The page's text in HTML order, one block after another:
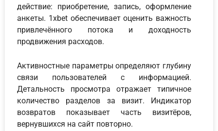
действие: приобретение, запись, оформление
анкеты. 1xbet обеспечивает оценить важность
привлечённого потока и доходность
продвижения расходов.
Активностные параметры определяют глубину
связи пользователей с информацией.
Детальность просмотра отражает типичное
количество разделов за визит. Индикатор
возвратов показывает часть визитёров,
вернувшихся на сайт повторно.